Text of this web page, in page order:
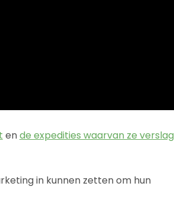
ende expedities waarvan ze verslag
in kunnen zetten om hun